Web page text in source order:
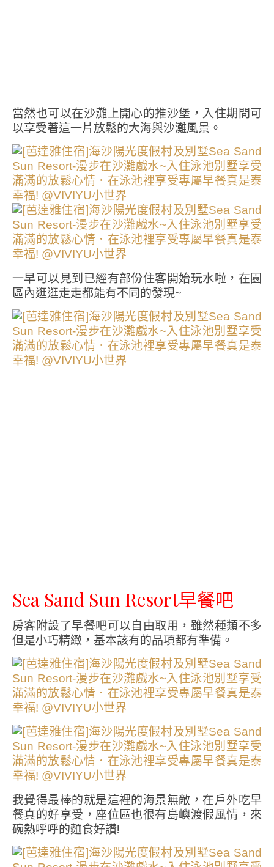
當然也可以在沙灘上開心的推沙堡，入住期間可
以享受著這一片放鬆的大海與沙灘風景。
一早可以見到已經有部份住客開始玩水啦，在園
區內逛逛走走都能有不同的發現~
Sea Sand Sun Resort早餐吧
房客附設了早餐吧可以自由取用，雖然種類不多
但是小巧精緻，基本該有的品項都有準備。
我覺得最棒的就是這裡的海景無敵，在戶外吃早
餐真的好享受，座位區也很有島嶼渡假風情，來
碗熱呼呼的麵食好讚!